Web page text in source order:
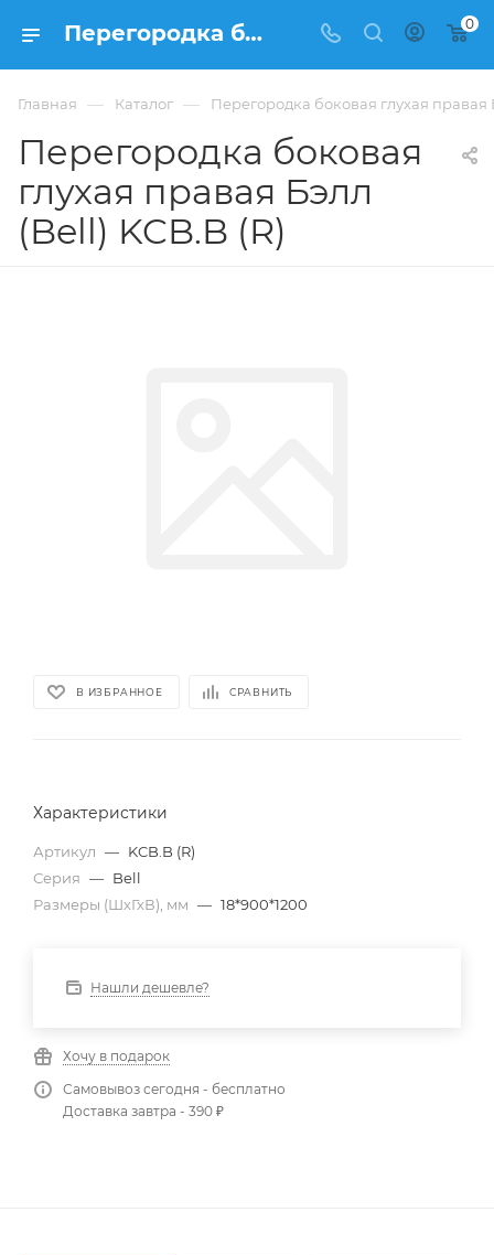
Перегородка боковая глухая правая Бэлл (Bell) KCB.B (R) купить в Москве, цена . - интернет-магазин ФРАНКОМ 0
Главная — Каталог — Перегородка боковая глухая правая
Перегородка боковая
глухая правая Бэлл
(Bell) KCB.B (R)
В ИЗБРАННОЕ СРАВНИТЬ
Характеристики
Артикул — KCB.B (R)
Серия — Bell
Размеры (ШхГхВ), мм — 18*900*1200
Нашли дешевле?
Хочу в подарок
Самовывоз сегодня - бесплатно
Доставка завтра - 390 ₽